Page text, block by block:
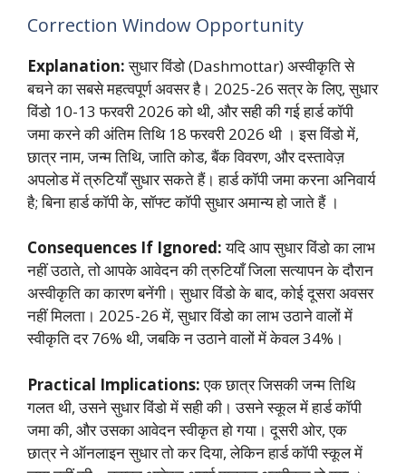
Correction Window Opportunity
Explanation:सुधार विंडो (Dashmottar) अस्वीकृति से
बचने का सबसे महत्वपूर्ण अवसर है। 2025-26 सत्र के लिए, सुधार
विंडो 10-13 फरवरी 2026 को थी, और सही की गई हार्ड कॉपी
जमा करने की अंतिम तिथि 18 फरवरी 2026 थी । इस विंडो में,
छात्र नाम, जन्म तिथि, जाति कोड, बैंक विवरण, और दस्तावेज़
अपलोड में त्रुटियाँ सुधार सकते हैं। हार्ड कॉपी जमा करना अनिवार्य
है; बिना हार्ड कॉपी के, सॉफ्ट कॉपी सुधार अमान्य हो जाते हैं ।
Consequences If Ignored:यदि आप सुधार विंडो का लाभ
नहीं उठाते, तो आपके आवेदन की त्रुटियाँ जिला सत्यापन के दौरान
अस्वीकृति का कारण बनेंगी। सुधार विंडो के बाद, कोई दूसरा अवसर
नहीं मिलता। 2025-26 में, सुधार विंडो का लाभ उठाने वालों में
स्वीकृति दर 76% थी, जबकि न उठाने वालों में केवल 34%।
Practical Implications:एक छात्र जिसकी जन्म तिथि
गलत थी, उसने सुधार विंडो में सही की। उसने स्कूल में हार्ड कॉपी
जमा की, और उसका आवेदन स्वीकृत हो गया। दूसरी ओर, एक
छात्र ने ऑनलाइन सुधार तो कर दिया, लेकिन हार्ड कॉपी स्कूल में